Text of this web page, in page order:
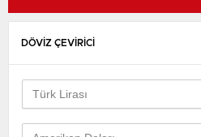
DÖVİZ ÇEVİRİCİ